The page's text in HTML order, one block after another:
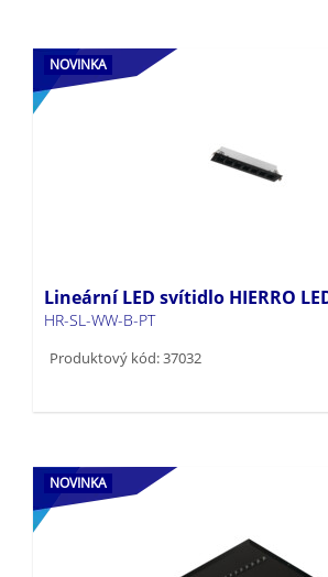
NOVINKA
Lineární LED svítidlo HIERRO
HR-SL-WW-B-PT
Produktový kód: 37032
NOVINKA